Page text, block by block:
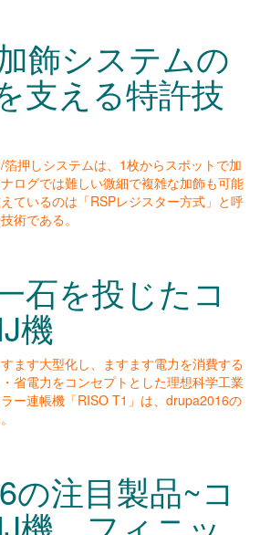
飾システムの
支える特許技
箔押しシステムは、1枚からスポットで加
ログでは難しい微細で複雑な加飾も可能
ているのは「RSPレジスター方式」と呼
術である。
石を投じたコ
機
ます大型化し、ますます電力を消費する
省電力をコンセプトとした理想科学工業
ー連帳機「RISO T1」は、drupa2016の
の注目製品~コ